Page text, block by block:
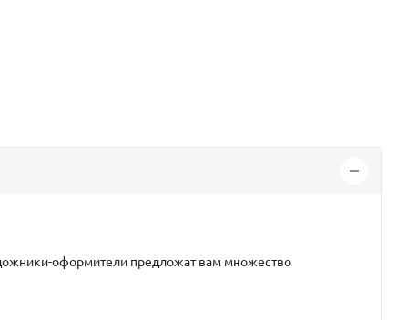
оформители предложат вам множество